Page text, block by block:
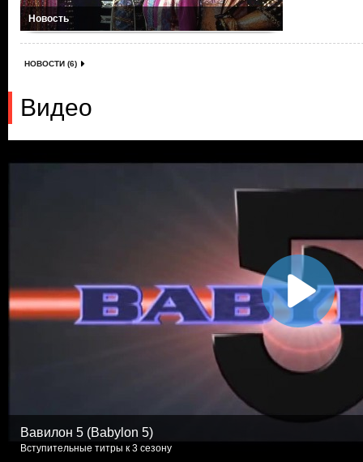
Новость
НОВОСТИ (6)
Видео
Вавилон 5 (Babylon 5)
Вступительные титры к 3 сезону